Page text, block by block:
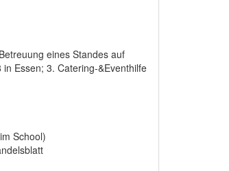
eines Standes auf
Essen; 3. Catering-&Eventhilfe
School)